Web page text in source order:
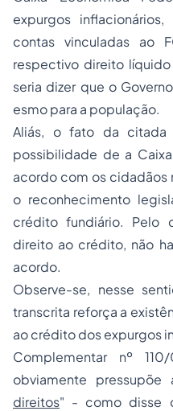
expurgos
contas vinculadas ao
respectivo direito
seria dizer que o
esmo para a população.
Aliás, o fato da citada
possibilidade de a
acordo com os cidadãos
o reconhecimento
crédito fundiário. Pelo
direito ao crédito, não
acordo.
Observe-se, nesse
transcrita reforça a
ao crédito dos expurgos
Complementar nº
obviamente
direitos" - como disse